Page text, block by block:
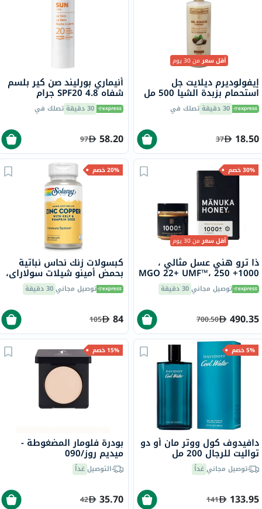
أقل سعرمن 30 يوم
إيفولوديرم ديلايت جل
استحمام بزبدة الشيا 500 مل
17302 30 دقيقة تصلك في
18.50
37
أنيماري بورليند صن كير بلسم
شفاه SPF20 4.8 جرام
30 دقيقة تصلك في
58.20
97
30% خصم
أقل سعرمن 30 يوم
ذا ترو هني عسل مثالي ،
1000+ MGO 22+ UMF™، 250
جرام توصيل مجاني30 دقيقة
490.35
700.50
20% خصم
كبسولات زنك نحاس نباتية
بحمض أمينو شيلات سولاراي،
100 كبسولة توصيل مجاني30 دقيقة
84
105
5% خصم
دافيدوف كول ووتر مان أو دو
تواليت للرجال 200 مل
توصيل مجانيغداً
133.95
141
15% خصم
بودرة فلومار المضغوطة -
ميديم روز/090
التوصيلغداً
35.70
42